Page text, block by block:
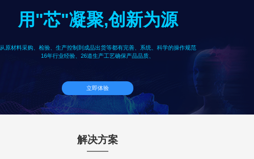
用"芯"凝聚,创新为源
从原材料采购、检验、生产控制到成品出货等都有完善、系统、科学的操作规范
16年行业经验、26道生产工艺确保产品品质、
立即体验
解决方案